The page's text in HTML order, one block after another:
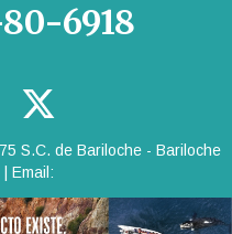
6918
S.C. de Bariloche - Bariloche
Email:
|Archivo